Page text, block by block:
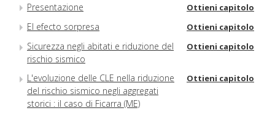
Presentazione Ottieni capitolo
El efecto sorpresa Ottieni capitolo
Sicurezza negli abitati e riduzione del
rischio sismico
Ottieni capitolo
L'evoluzione delle CLE nella riduzione
del rischio sismico negli aggregati
storici : il caso di Ficarra (ME)
Ottieni capitolo